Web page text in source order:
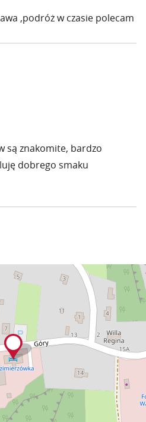
,podróż w czasie polecam
są znakomite, bardzo
dobrego smaku